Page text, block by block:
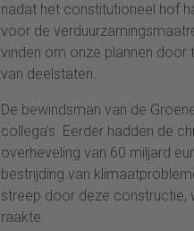
nadat het constitutioneel hof
voor de
vinden om onze plannen door
van deelstaten.
De bewindsman van de
collega's. Eerder hadden de
overheveling van 60 miljard
bestrijding van
streep door deze constructie,
raakte.